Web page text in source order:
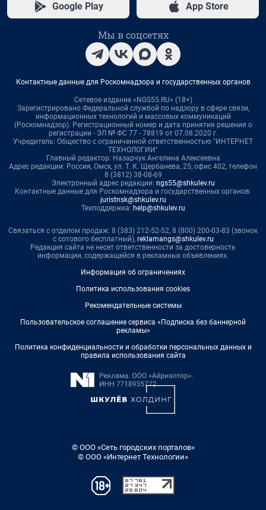
Google Play App Store
Мы в соцсетях
Контактные данные для Роскомнадзора и государственных органов
Сетевое издание «NGS55.RU» (18+)
Зарегистрировано Федеральной службой по надзору в сфере связи,
информационных технологий и массовых коммуникаций
(Роскомнадзор). Регистрационный номер и дата принятия решения о
регистрации - ЭЛ № ФС 77 - 78819 от 07.08.2020 г.
Учредитель: Общество с ограниченной ответственностью "ИНТЕРНЕТ
ТЕХНОЛОГИИ"
Главный редактор: Назарчук Ангелина Алексеевна
Адрес редакции: Россия, Омск, ул. Т. К. Щербанева, 25, офис 402, телефон
8 (3812) 38-08-69
Электронный адрес редакции: ngs55@shkulev.ru
Контактные данные для Роскомнадзора и государственных органов:
juristnsk@shkulev.ru
Техподдержка: help@shkulev.ru
Связаться с отделом продаж: 8 (383) 212-52-52, 8 (800) 200-03-83 (звонок
с сотового бесплатный), reklamangs@shkulev.ru
Редакция сайта не несет ответственности за достоверность
информации, содержащейся в рекламных объявлениях.
Информация об ограничениях
Политика использования cookies
Рекомендательные системы
Пользовательское соглашение сервиса «Подписка без баннерной
рекламы»
Политика конфиденциальности и обработки персональных данных и
правила использования сайта
© ООО «Сеть городских порталов»
© ООО «Интернет Технологии»